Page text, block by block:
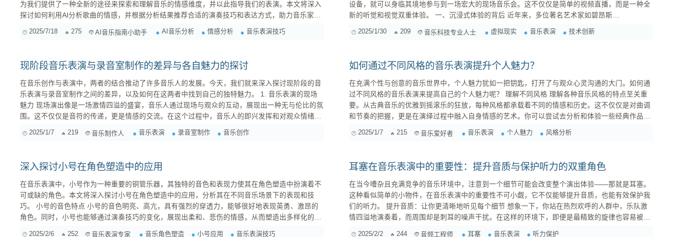
为我们提供了一种全新的途径来探索和理解音乐的情感维度，并以此指导我们的表演。本文将深入
探讨如何利用AI分析歌曲的情感，并根据分析结果推荐合适的演奏技巧和表达方式，助力音乐家们
用人工智能技术来识别和提取文本、语音、图像等信息中所蕴含的情感。在音乐领域，AI情感分析
2025/7/18 275 AI音乐指南小助手 AI音乐分析 情感分析 音乐表演技巧
设备，就可以身临其境地参与到一场宏大的现场音乐会。这不仅仅是简单的视频直播，而是一种全
新的听觉和视觉双重体验。 一、沉浸式体验的背后 近年来，多位著名艺术家如碧昂斯
（Beyoncé）和艾德·希兰（Ed Sheeran）等都开始探索使用虚拟现实来增强他们的表演效果。他
们通过3D音频技术，让观众即使身处不同的位置，也能感受到如...
2025/1/30 209 音乐科技专业人士 虚拟现实 音乐表演 技术创新
现阶段音乐表演与录音室制作的差异与各自魅力的探讨
在音乐创作与表演中，两者的结合推动了许多音乐人的发展。今天，我们就来深入探讨现阶段的音
乐表演与录音室制作之间的差异，以及如何在这两者中找到自己的独特魅力。 1. 音乐表演的现场
魅力 现场演出像是一场激情四溢的盛宴，音乐人通过现场与观众的互动，展现出一种无与伦比的氛
围。这不仅仅是音符的传递，更是情感的交流。在这个过程中，音乐人的即兴发挥和对观众情绪的
捕捉，往往会让演出充满灵性。例如，当一首歌的旋律引起观众的共鸣时，音乐人可能会即兴加插
一些与听众互动的段落，这种突发的创造力使演出更具独特性。 2. 录音室的细致把控 相比之下，
2025/1/7 219 音乐制作人 音乐表演 录音室制作 音乐创作
如何通过不同风格的音乐表演提升个人魅力？
在充满个性与创意的音乐世界中，个人魅力犹如一把钥匙，打开了与观众心灵沟通的大门。如何通
过不同风格的音乐表演来提高自己的个人魅力呢？ 理解不同风格 理解各种音乐风格的特点至关重
要。从古典音乐的优雅到摇滚乐的狂放，每种风格都承载着不同的情感和历史。这不仅仅是对曲调
和节奏的把握，更是在演绎过程中融入自身情感的艺术。你可以尝试去分析和体验一些经典作品，
比如巴赫的严谨与细腻，或者是窦唯的叛逆与狂放。这样的分析可以帮助你找到自己的定位。 融入
2025/1/7 215 音乐爱好者 音乐表演 个人魅力 风格分析
深入探讨小号在角色塑造中的应用
在音乐表演中，小号作为一种重要的铜管乐器，其独特的音色和表现力使其在角色塑造中扮演着不
可或缺的角色。本文将深入探讨小号在角色塑造中的应用，分析其在不同音乐场景下的表现和技
巧。 小号的音色特点 小号的音色明亮、高亢，具有强烈的穿透力，能够很好地表现英勇、激昂的
角色。同时，小号也能够通过演奏技巧的变化，展现出柔和、悲伤的情感，从而塑造出多样化的角
2025/2/6 252 音乐表演专家 音乐角色塑造 小号应用 音乐表演技巧
耳塞在音乐表演中的重要性：提升音质与保护听力的双重角色
在当今嘈杂且充满竞争的音乐环境中，注意到一个细节可能会改变整个演出体验——那就是耳塞。
这种看似简单的小物件，在音乐表演中的重要性不可小觑，它不仅能够提升音质，也能有效保护我
们的听力。 提升音质：让你更清晰地听见每个细节 想象一下，你站在热烈欢呼的人群中，乐队激
情四溢地演奏着，而周围却是刺耳的噪声干扰。在这样的环境下，即便是最精致的旋律也容易被淹
2025/2/2 244 音频工程师 耳塞 音乐表演 听力保护